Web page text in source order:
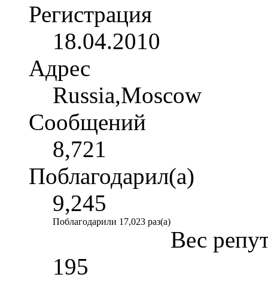
Регистрация
18.04.2010
Адрес
Russia,Moscow
Сообщений
8,721
Поблагодарил(а)
9,245
Поблагодарили 17,023 раз(а)
Вес
195